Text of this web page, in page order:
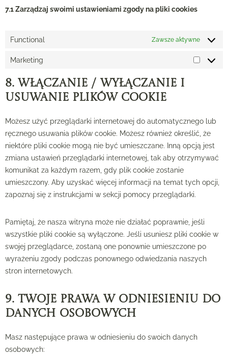
7.1 Zarządzaj swoimi ustawieniami zgody na pliki cookies
Functional Zawsze aktywne
Marketing
8. Włączanie / wyłączanie i
usuwanie plików cookie
Możesz użyć przeglądarki internetowej do automatycznego lub
ręcznego usuwania plików cookie. Możesz również określić, że
niektóre pliki cookie mogą nie być umieszczane. Inną opcją jest
zmiana ustawień przeglądarki internetowej, tak aby otrzymywać
komunikat za każdym razem, gdy plik cookie zostanie
umieszczony. Aby uzyskać więcej informacji na temat tych opcji,
zapoznaj się z instrukcjami w sekcji pomocy przeglądarki.
Pamiętaj, że nasza witryna może nie działać poprawnie, jeśli
wszystkie pliki cookie są wyłączone. Jeśli usuniesz pliki cookie w
swojej przeglądarce, zostaną one ponownie umieszczone po
wyrażeniu zgody podczas ponownego odwiedzania naszych
stron internetowych.
9. Twoje prawa w odniesieniu do
danych osobowych
Masz następujące prawa w odniesieniu do swoich danych
osobowych: